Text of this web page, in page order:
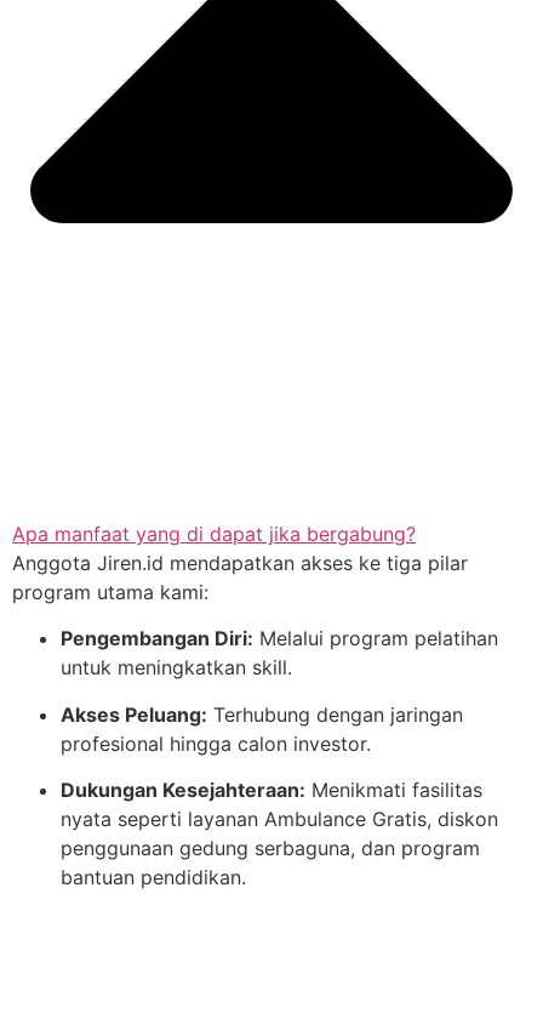
Apa manfaat yang di dapat jika bergabung?
Anggota Jiren.id mendapatkan akses ke tiga pilar
program utama kami:
Pengembangan Diri: Melalui program pelatihan
untuk meningkatkan skill.
Akses Peluang: Terhubung dengan jaringan
profesional hingga calon investor.
Dukungan Kesejahteraan: Menikmati fasilitas
nyata seperti layanan Ambulance Gratis, diskon
penggunaan gedung serbaguna, dan program
bantuan pendidikan.